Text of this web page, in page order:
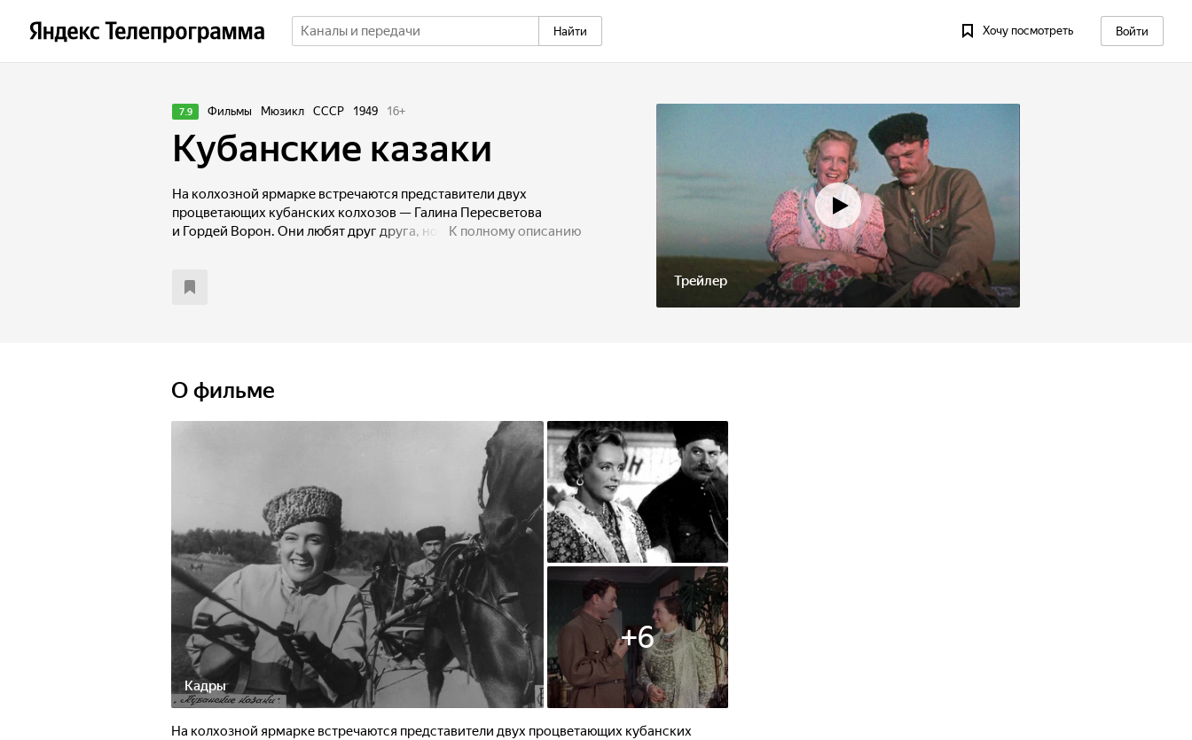
Найти Хочу посмотреть Войти
Трейлер
7.9 Фильмы Мюзикл СССР 1949 16+
Кубанские казаки
На колхозной ярмарке встречаются представители двух
процветающих кубанских колхозов — Галина Пересветова
и Гордей Ворон. Они любят друг друга, но скрывают свои
из них — вывести свой колхоз на первое место.
К полному описанию
О фильме
Кадры
+6
На колхозной ярмарке встречаются представители двух процветающих кубанских